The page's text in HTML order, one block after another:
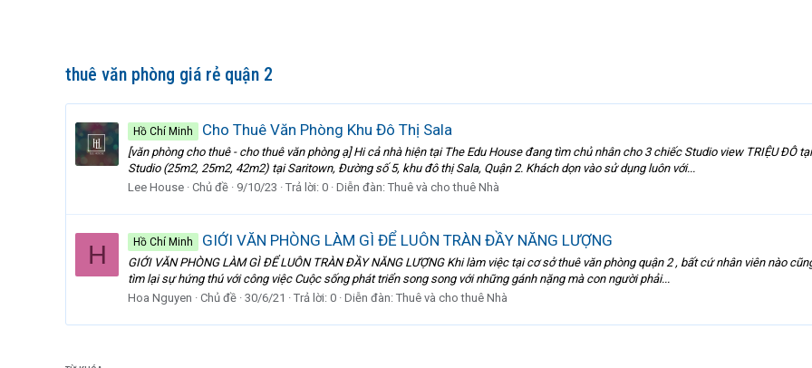
thuê văn phòng giá rẻ quận 2
Hồ Chí Minh Cho Thuê Văn Phòng Khu Đô Thị Sala
[văn phòng cho thuê - cho thuê văn phòng ạ] Hi cả nhà hiện tại The Edu House đang tìm chủ nhân cho 3 chiếc Studio view TRIỆU ĐÔ
Studio (25m2, 25m2, 42m2) tại Saritown, Đường số 5, khu đô thị Sala, Quận 2. Khách dọn vào sử dụng luôn với...
Lee House Chủ đề 9/10/23 Trả lời: 0 Diễn đàn: Thuê và cho thuê Nhà
H Hồ Chí Minh GIỚI VĂN PHÒNG LÀM GÌ ĐỂ LUÔN TRÀN ĐẦY NĂNG LƯỢNG
GIỚI VĂN PHÒNG LÀM GÌ ĐỂ LUÔN TRÀN ĐẦY NĂNG LƯỢNG Khi làm việc tại cơ sở thuê văn phòng quận 2 , bất cứ nhân viên nào
tìm lại sự hứng thú với công việc Cuộc sống phát triển song song với những gánh nặng mà con người phải...
Hoa Nguyen
Chủ đề 30/6/21 Trả lời: 0 Diễn đàn: Thuê và cho thuê Nhà